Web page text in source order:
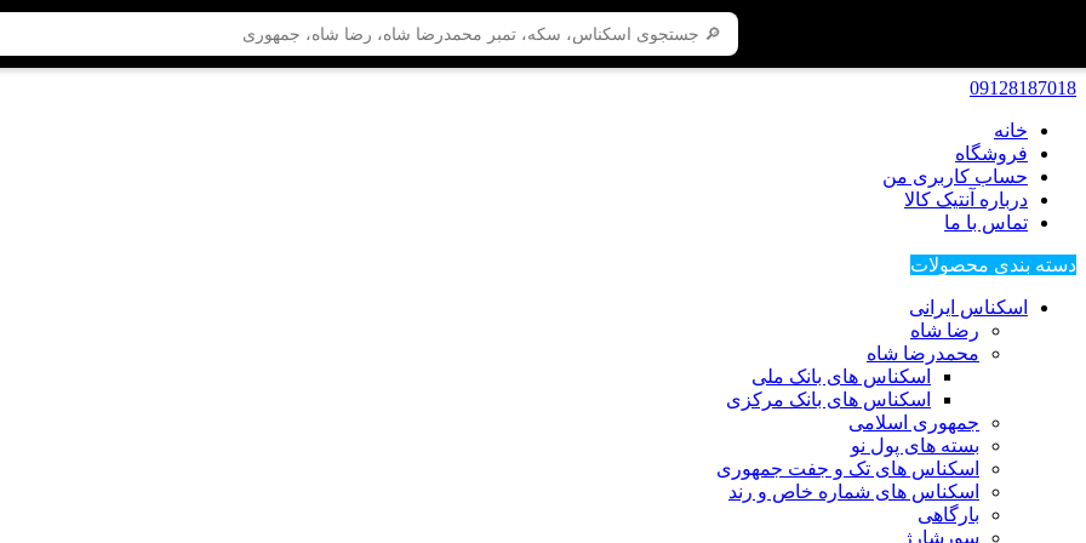
09128187018
خانه
فروشگاه
حساب کاربری من
درباره آنتیک کالا
تماس با ما
دسته بندی محصولات
اسکناس ایرانی
رضا شاه
محمدرضا شاه
اسکناس های بانک ملی
اسکناس های بانک مرکزی
جمهوری اسلامی
بسته های پول نو
اسکناس های تک و جفت جمهوری
اسکناس های شماره خاص و رند
بارگاهی
سورشارژ